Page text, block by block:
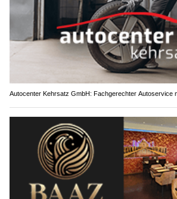
Autocenter Kehrsatz GmbH: Fachgerechter Autoservice